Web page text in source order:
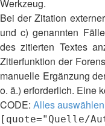
Werkzeug.
Bei der Zitation
und c) genannten
des zitierten Textes
Zitierfunktion der
manuelle Ergänzung
o. ä.) erforderlich. Eine
CODE: Alles auswählen
[quote="Quelle/